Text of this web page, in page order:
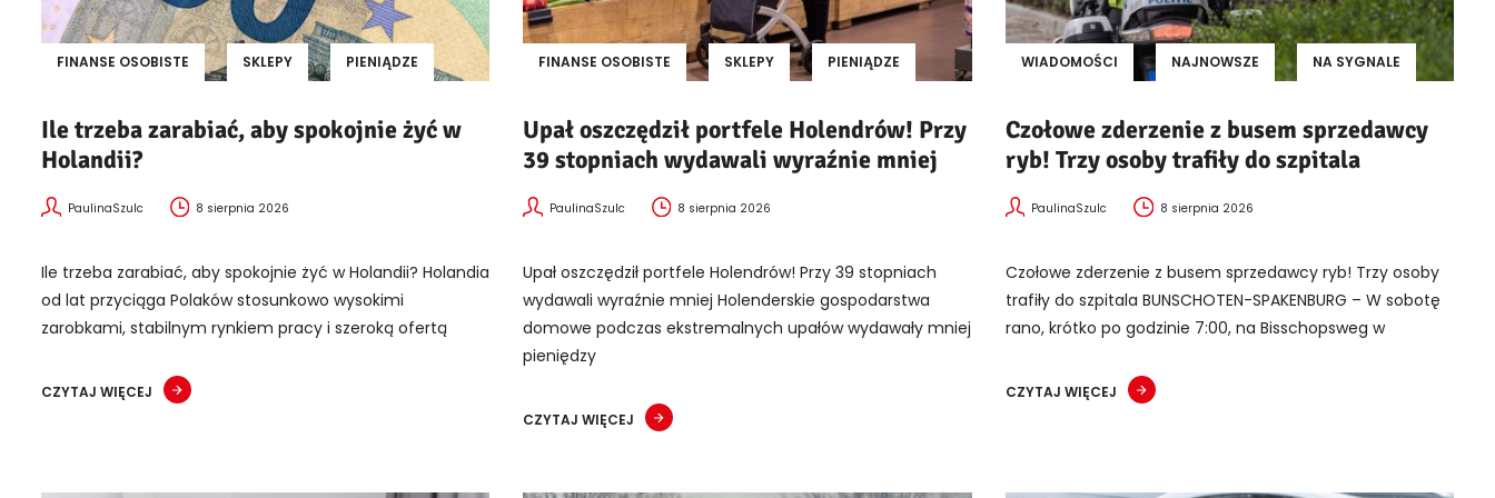
FINANSE OSOBISTE SKLEPY PIENIĄDZE
Ile trzeba zarabiać, aby spokojnie żyć w
Holandii?
PaulinaSzulc 8 sierpnia 2026
Ile trzeba zarabiać, aby spokojnie żyć w Holandii? Holandia
od lat przyciąga Polaków stosunkowo wysokimi
zarobkami, stabilnym rynkiem pracy i szeroką ofertą
CZYTAJ WIĘCEJ
FINANSE OSOBISTE SKLEPY PIENIĄDZE
Upał oszczędził portfele Holendrów! Przy
39 stopniach wydawali wyraźnie mniej
PaulinaSzulc 8 sierpnia 2026
Upał oszczędził portfele Holendrów! Przy 39 stopniach
wydawali wyraźnie mniej Holenderskie gospodarstwa
domowe podczas ekstremalnych upałów wydawały mniej
pieniędzy
CZYTAJ WIĘCEJ
WIADOMOŚCI NAJNOWSZE NA SYGNALE
Czołowe zderzenie z busem sprzedawcy
ryb! Trzy osoby trafiły do szpitala
PaulinaSzulc 8 sierpnia 2026
Czołowe zderzenie z busem sprzedawcy ryb! Trzy osoby
trafiły do szpitala BUNSCHOTEN-SPAKENBURG – W sobotę
rano, krótko po godzinie 7:00, na Bisschopsweg w
CZYTAJ WIĘCEJ